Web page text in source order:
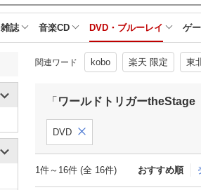
雑誌 音楽CD DVD・ブルーレイ ゲ
関連ワード kobo 楽天 限定 東
「 ワールドトリガー
DVD
1件～16件 (全 16件) おすすめ順